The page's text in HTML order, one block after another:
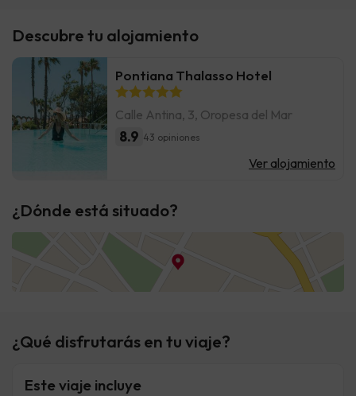
Descubre tu alojamiento
Pontiana Thalasso Hotel
Calle Antina, 3, Oropesa del Mar
8.9 43 opiniones
Ver alojamiento
¿Dónde está situado?
¿Qué disfrutarás en tu viaje?
Este viaje incluye